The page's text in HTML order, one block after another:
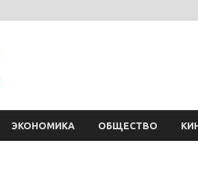
ЭКОНОМИКА ОБЩЕСТВО